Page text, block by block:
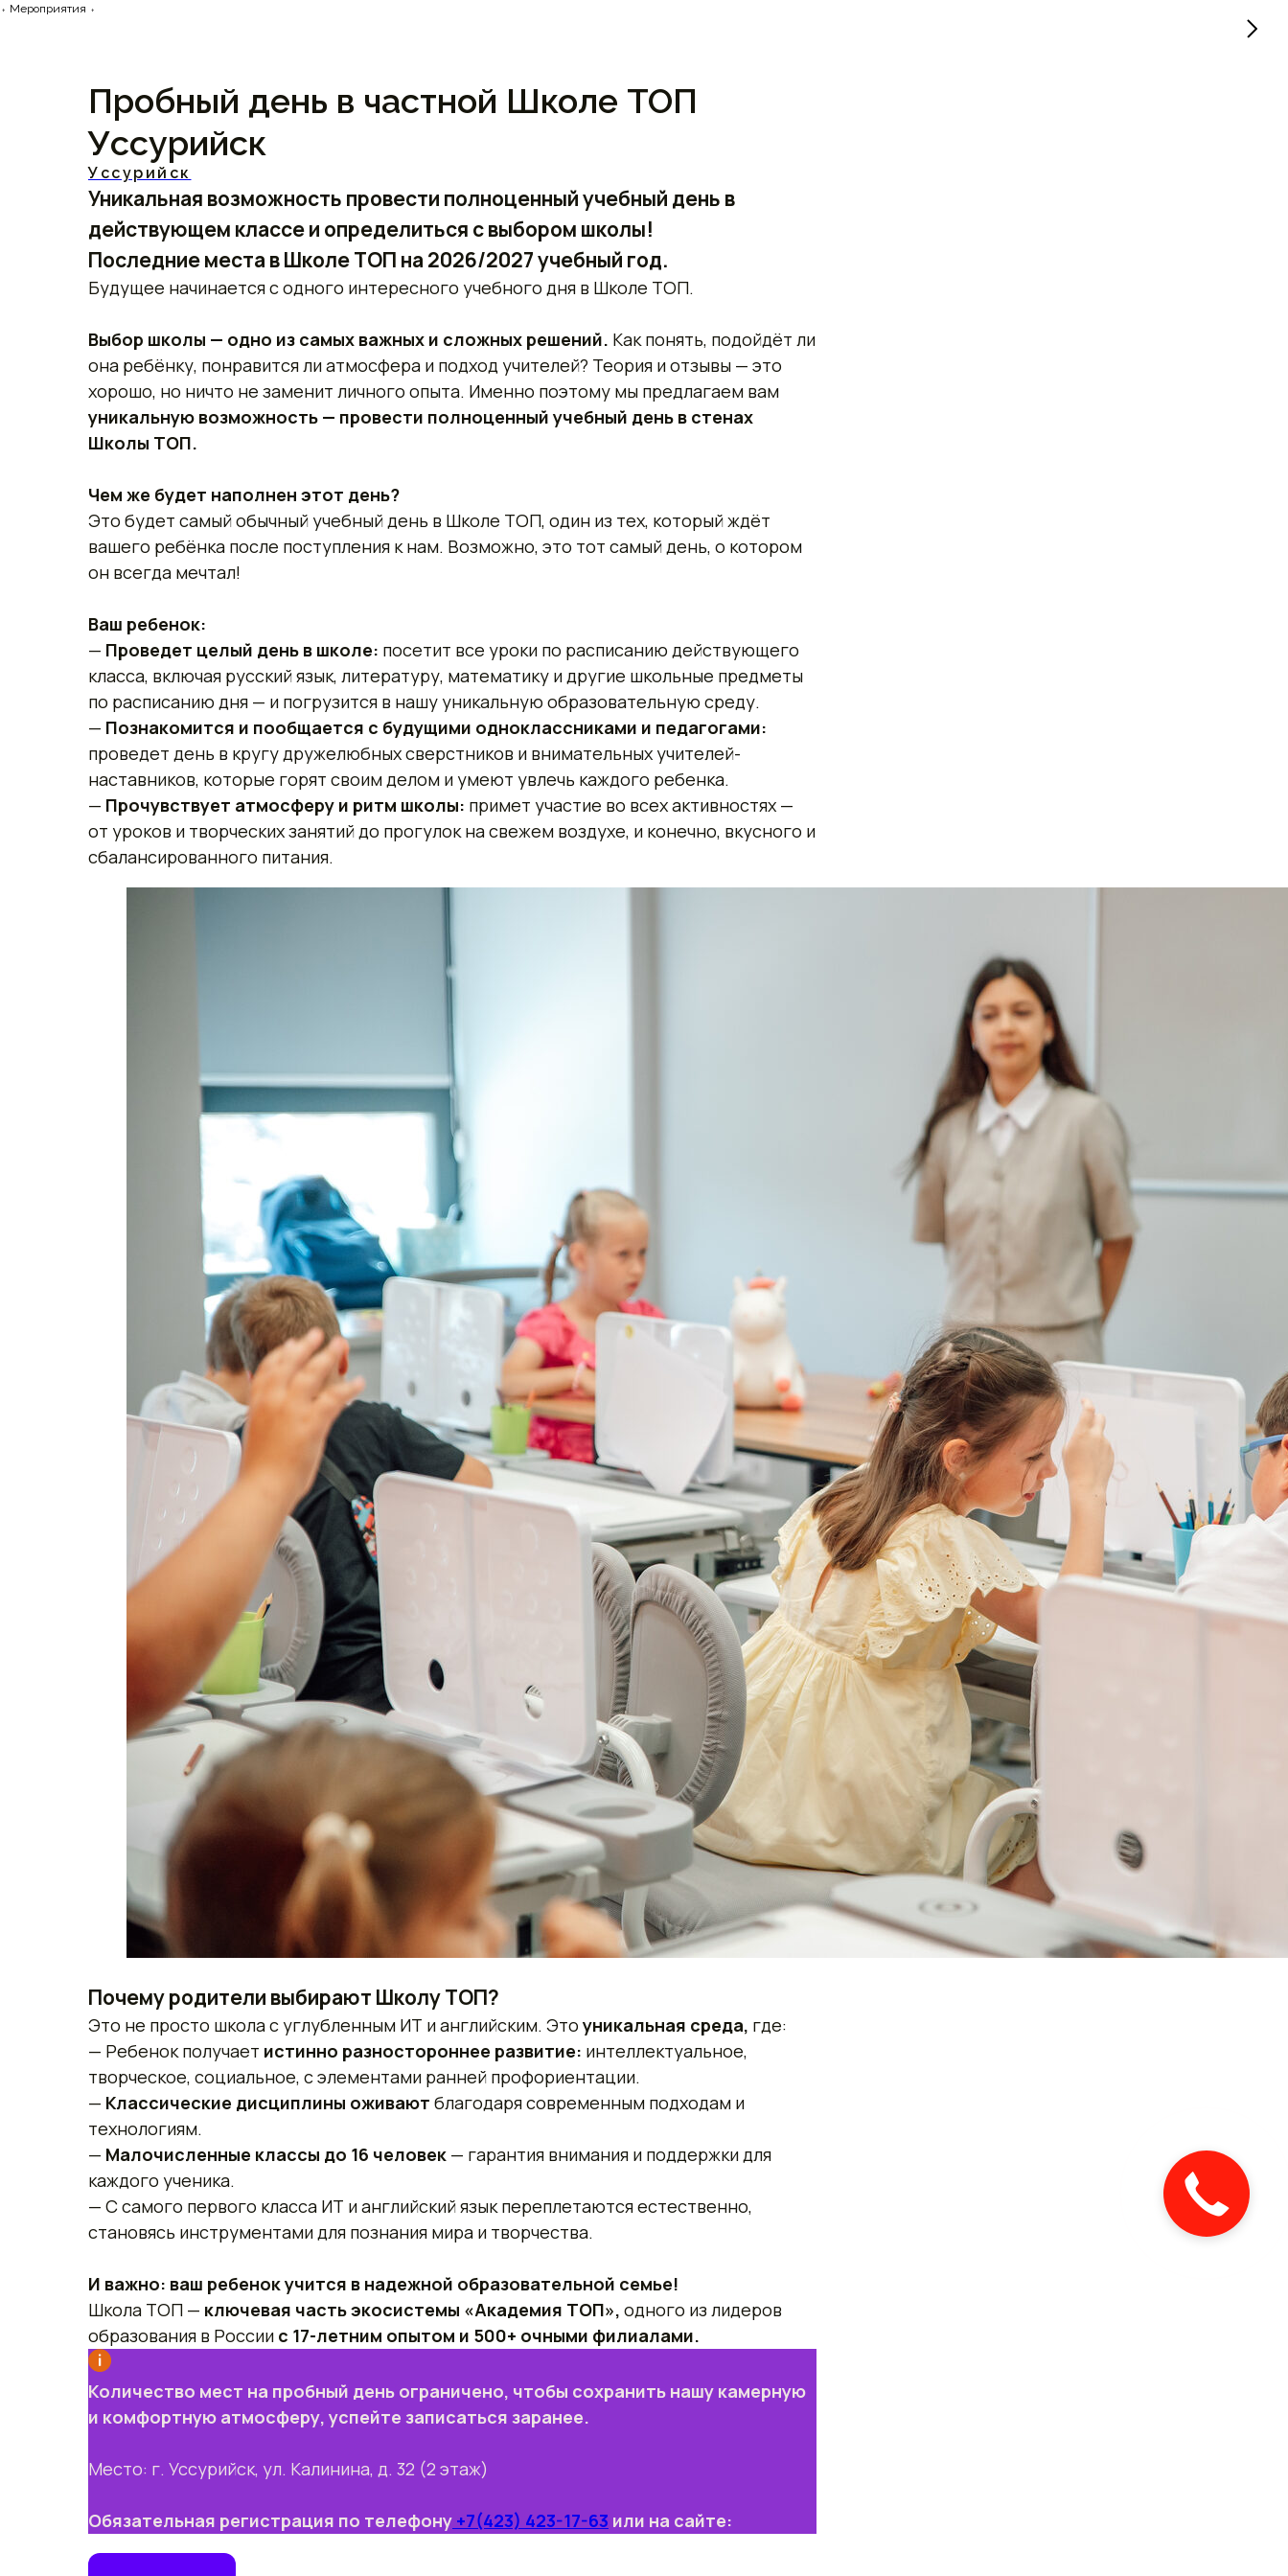
⬫ Мероприятия ⬫
Пробный день в частной Школе ТОП
Уссурийск
Уссурийск
Уникальная возможность провести полноценный учебный день в
действующем классе и определиться с выбором школы!
Последние места в Школе ТОП на 2026/2027 учебный год.
Будущее начинается с одного интересного учебного дня в Школе ТОП.
Выбор школы — одно из самых важных и сложных решений. Как понять, подойдёт ли
она ребёнку, понравится ли атмосфера и подход учителей? Теория и отзывы — это
хорошо, но ничто не заменит личного опыта. Именно поэтому мы предлагаем вам
уникальную возможность — провести полноценный учебный день в стенах
Школы ТОП.
Чем же будет наполнен этот день?
Это будет самый обычный учебный день в Школе ТОП, один из тех, который ждёт
вашего ребёнка после поступления к нам. Возможно, это тот самый день, о котором
он всегда мечтал!
Ваш ребенок:
— Проведет целый день в школе: посетит все уроки по расписанию действующего
класса, включая русский язык, литературу, математику и другие школьные предметы
по расписанию дня — и погрузится в нашу уникальную образовательную среду.
— Познакомится и пообщается с будущими одноклассниками и педагогами:
проведет день в кругу дружелюбных сверстников и внимательных учителей-
наставников, которые горят своим делом и умеют увлечь каждого ребенка.
— Прочувствует атмосферу и ритм школы: примет участие во всех активностях —
от уроков и творческих занятий до прогулок на свежем воздухе, и конечно, вкусного и
сбалансированного питания.
Почему родители выбирают Школу ТОП?
Это не просто школа с углубленным ИТ и английским. Это уникальная среда, где:
— Ребенок получает истинно разностороннее развитие: интеллектуальное,
творческое, социальное, с элементами ранней профориентации.
— Классические дисциплины оживают благодаря современным подходам и
технологиям.
— Малочисленные классы до 16 человек — гарантия внимания и поддержки для
каждого ученика.
— С самого первого класса ИТ и английский язык переплетаются естественно,
становясь инструментами для познания мира и творчества.
И важно: ваш ребенок учится в надежной образовательной семье!
Школа ТОП — ключевая часть экосистемы «Академия ТОП», одного из лидеров
образования в России с 17-летним опытом и 500+ очными филиалами.
Количество мест на пробный день ограничено, чтобы сохранить нашу камерную
и комфортную атмосферу, успейте записаться заранее.
Место: г. Уссурийск, ул. Калинина, д. 32 (2 этаж)
Обязательная регистрация по телефону +7(423) 423-17-63 или на сайте: